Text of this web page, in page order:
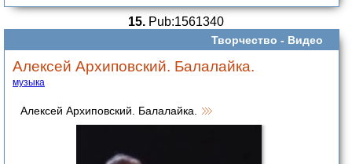
15. Pub:1561340
Творчество - Видео
Алексей Архиповский. Балалайка.
музыка
Алексей Архиповский. Балалайка.